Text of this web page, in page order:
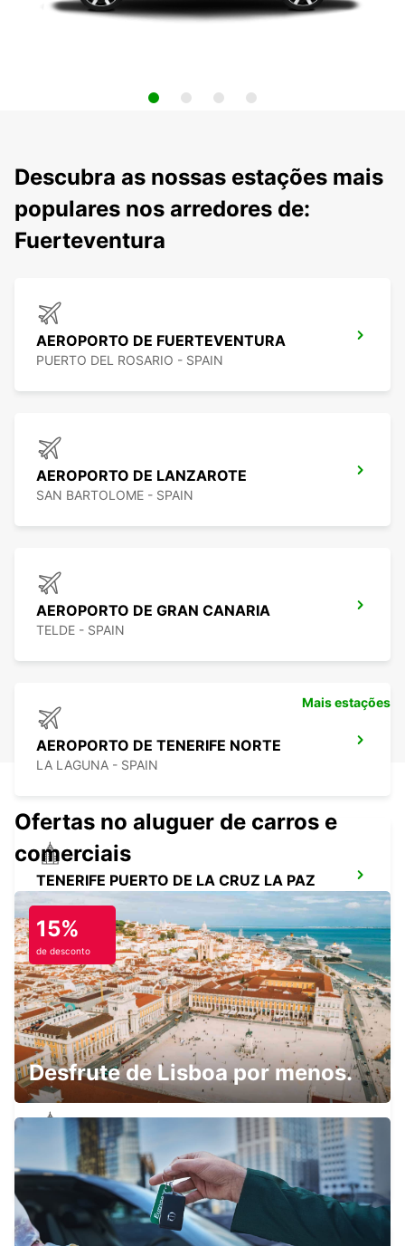
Descubra as nossas estações mais
populares nos arredores de:
Fuerteventura
AEROPORTO DE FUERTEVENTURA
PUERTO DEL ROSARIO - SPAIN
AEROPORTO DE LANZAROTE
SAN BARTOLOME - SPAIN
AEROPORTO DE GRAN CANARIA
TELDE - SPAIN
AEROPORTO DE TENERIFE NORTE
LA LAGUNA - SPAIN
TENERIFE PUERTO DE LA CRUZ LA PAZ
PUERTO DE LA CRUZ - SPAIN
AEROPORTO DE TENERIFE SUL
GRANADILLA - SPAIN
TENERIFE PLAYA LAS AMÉRICAS
ARONA - SPAIN
Mais estações
Ofertas no aluguer de carros e
comerciais
15%
de desconto
Desfrute de Lisboa por menos.